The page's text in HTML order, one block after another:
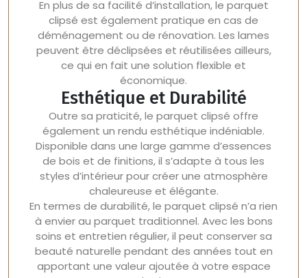
En plus de sa facilité d’installation, le parquet
clipsé est également pratique en cas de
déménagement ou de rénovation. Les lames
peuvent être déclipsées et réutilisées ailleurs,
ce qui en fait une solution flexible et
économique.
Esthétique et Durabilité
Outre sa praticité, le parquet clipsé offre
également un rendu esthétique indéniable.
Disponible dans une large gamme d’essences
de bois et de finitions, il s’adapte à tous les
styles d’intérieur pour créer une atmosphère
chaleureuse et élégante.
En termes de durabilité, le parquet clipsé n’a rien
à envier au parquet traditionnel. Avec les bons
soins et entretien régulier, il peut conserver sa
beauté naturelle pendant des années tout en
apportant une valeur ajoutée à votre espace